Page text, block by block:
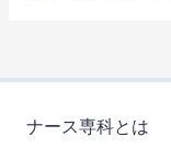
ナース専科とは